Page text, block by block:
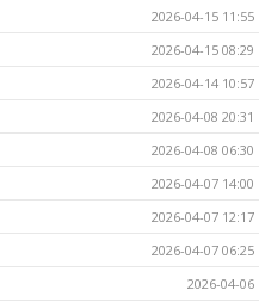
2026-04-15 11:55
2026-04-15 08:29
2026-04-14 10:57
2026-04-08 20:31
2026-04-08 06:30
2026-04-07 14:00
2026-04-07 12:17
2026-04-07 06:25
2026-04-06